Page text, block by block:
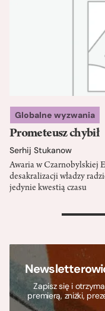
Globalne wyzwania
Prometeusz chybił
Serhij Stukanow
Awaria w Czarnobylskiej
desakralizacji władzy
jedynie kwestią czasu
>
Zapisz się i
premierą, zniżki,